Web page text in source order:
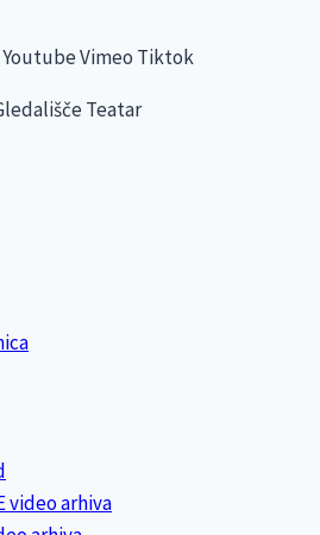
YoutubeVimeo Tiktok
Teatar
video arhiva